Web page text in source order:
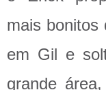
mais bonitos
em Gil e
grande